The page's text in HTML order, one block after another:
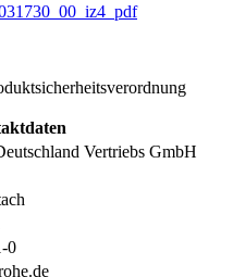
Vertriebs GmbH
0